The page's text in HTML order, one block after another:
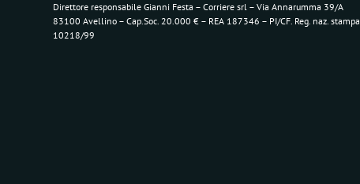
Direttore responsabile Gianni Festa – Corriere srl – Via Annarumma 39/A
83100 Avellino – Cap.Soc. 20.000 € – REA 187346 – PI/CF. Reg. naz. stampa
10218/99